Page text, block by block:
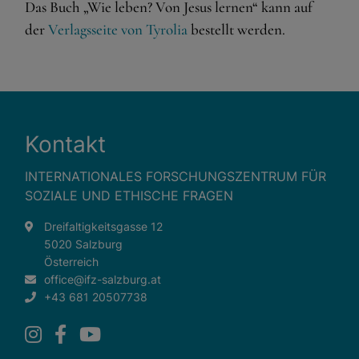
Das Buch „Wie leben? Von Jesus lernen“ kann auf
derVerlagsseite von Tyrolia bestellt werden.
Kontakt
INTERNATIONALES FORSCHUNGSZENTRUM FÜR
SOZIALE UND ETHISCHE FRAGEN
Dreifaltigkeitsgasse 12
5020 Salzburg
Österreich
office@ifz-salzburg.at
+43 681 20507738
Spracheinstellungen
bedarf der Zugriff auf externe Inhalte keiner manuellen
Google Maps